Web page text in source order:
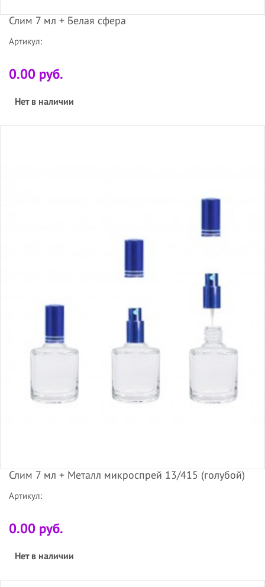
Слим 7 мл + Белая сфера
Артикул:
0.00 руб.
Нет в наличии
Слим 7 мл + Металл микроспрей 13/415 (голубой)
Артикул:
0.00 руб.
Нет в наличии